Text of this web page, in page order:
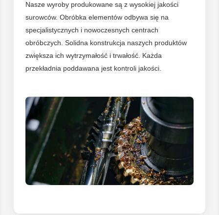
Nasze wyroby produkowane są z wysokiej jakości
surowców. Obróbka elementów odbywa się na
specjalistycznych i nowoczesnych centrach
obróbczych. Solidna konstrukcja naszych produktów
zwiększa ich wytrzymałość i trwałość. Każda
przekładnia poddawana jest kontroli jakości.